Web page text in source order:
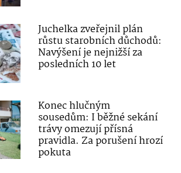
Juchelka zveřejnil plán
růstu starobních důchodů:
Navýšení je nejnižší za
posledních 10 let
Konec hlučným
sousedům: I běžné sekání
trávy omezují přísná
pravidla. Za porušení hrozí
pokuta